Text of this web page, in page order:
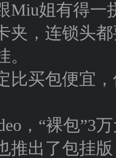
Miu姐有得一
夹，连锁头
比买包便宜
，“裸包”3
推出了包挂